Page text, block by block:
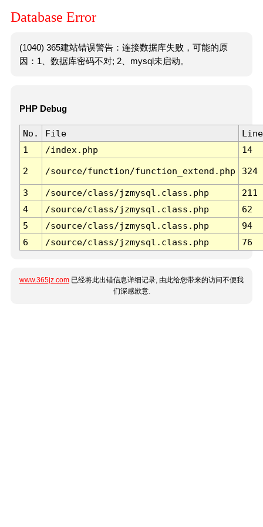
Database Error
(1040) 365建站错误警告：连接数据库失败，可能的原
因：1、数据库密码不对; 2、mysql未启动。
PHP Debug
No. File
Line
1
/index.php 14
2 /source/function/function_extend.php 324
3 /source/class/jzmysql.class.php
211
4
/source/class/jzmysql.class.php
62
5
/source/class/jzmysql.class.php
94
6
/source/class/jzmysql.class.php 76
www.365jz.com 已经将此出错信息详细记录, 由此给您带来的访问不便我
们深感歉意.